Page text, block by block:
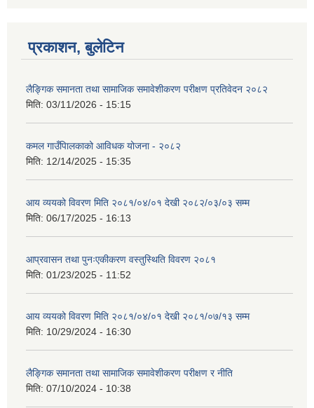
प्रकाशन, बुलेटिन
लैङ्गिक समानता तथा सामाजिक समावेशीकरण परीक्षण प्रतिवेदन २०८२
मिति: 03/11/2026 - 15:15
कमल गाउँपािलकाको आविधक योजना - २०८२
मिति: 12/14/2025 - 15:35
आय व्ययको विवरण मिति २०८१/०४/०१ देखी २०८२/०३/०३ सम्म
मिति: 06/17/2025 - 16:13
आप्रवासन तथा पुनःएकीकरण वस्तुस्थिति विवरण २०८१
मिति: 01/23/2025 - 11:52
आय व्ययको विवरण मिति २०८१/०४/०१ देखी २०८१/०७/१३ सम्म
मिति: 10/29/2024 - 16:30
लैङ्गिक समानता तथा सामाजिक समावेशीकरण परीक्षण र नीति
मिति: 07/10/2024 - 10:38